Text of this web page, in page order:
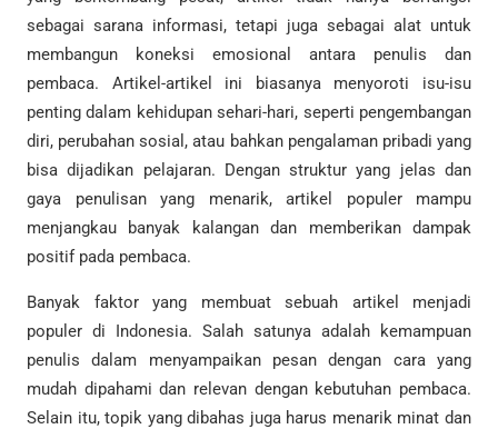
sebagai sarana informasi, tetapi juga sebagai alat untuk
membangun koneksi emosional antara penulis dan
pembaca. Artikel-artikel ini biasanya menyoroti isu-isu
penting dalam kehidupan sehari-hari, seperti pengembangan
diri, perubahan sosial, atau bahkan pengalaman pribadi yang
bisa dijadikan pelajaran. Dengan struktur yang jelas dan
gaya penulisan yang menarik, artikel populer mampu
menjangkau banyak kalangan dan memberikan dampak
positif pada pembaca.
Banyak faktor yang membuat sebuah artikel menjadi
populer di Indonesia. Salah satunya adalah kemampuan
penulis dalam menyampaikan pesan dengan cara yang
mudah dipahami dan relevan dengan kebutuhan pembaca.
Selain itu, topik yang dibahas juga harus menarik minat dan